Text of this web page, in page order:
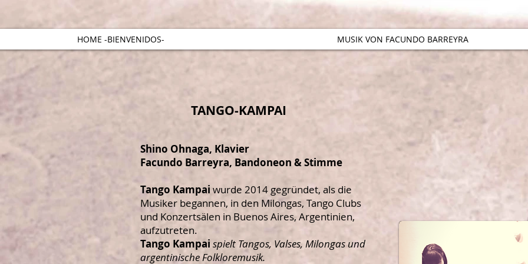
HOME -BIENVENIDOS- MUSIK VON FACUNDO BARREYRA
TANGO-KAMPAI
Shino Ohnaga, Klavier
Facundo Barreyra, Bandoneon & Stimme
Tango Kampai wurde 2014 gegründet, als die
Musiker begannen, in den Milongas, Tango Clubs
und Konzertsälen in Buenos Aires, Argentinien,
aufzutreten.
Tango Kampai spielt Tangos, Valses, Milongas und
argentinische Folkloremusik.